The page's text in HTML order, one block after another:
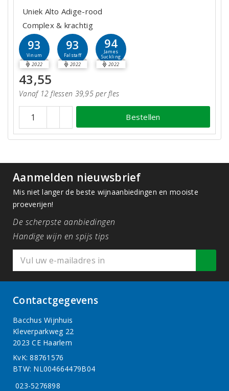
Uniek Alto Adige-rood
Complex & krachtig
93
Vinum
2022
93
Falstaff
2022
94
James
Suckling
2022
43,55
Vanaf 12 flessen 39,95 per fles
Bestellen
Aanmelden nieuwsbrief
Mis niet langer de beste wijnaanbiedingen en mooiste
proeverijen!
De scherpste aanbiedingen
Handige wijn en spijs tips
Contactgegevens
Bacchus Wijnhuis
Kleverparkweg 22
2023 CE Haarlem
KvK: 88761576
BTW: NL004664479B04
023-5276898